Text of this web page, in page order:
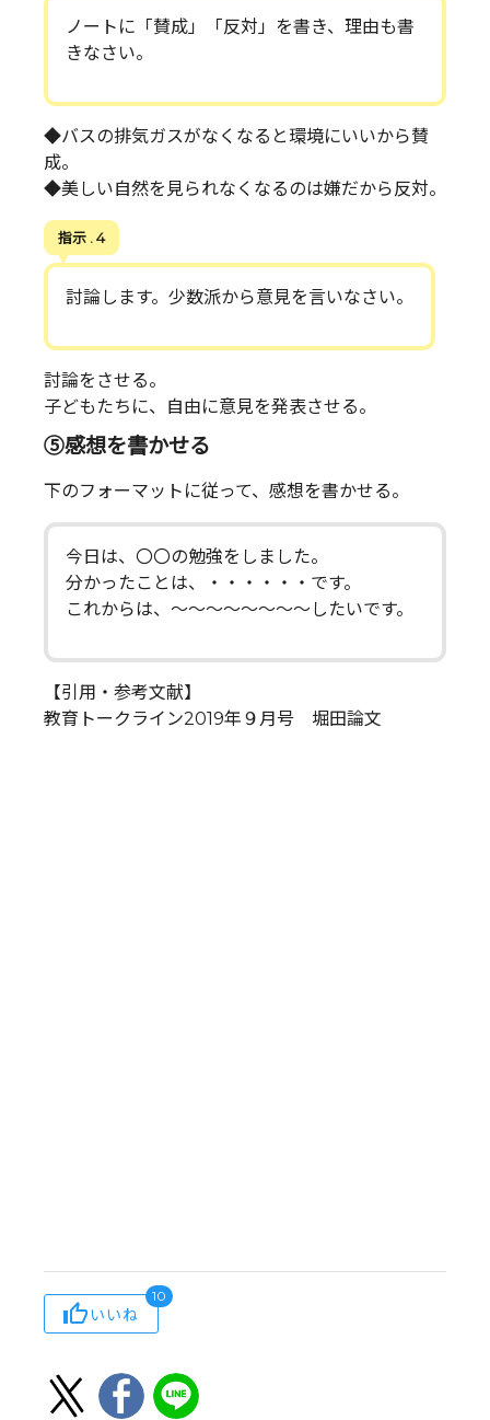
ノートに「賛成」「反対」を書き、理由も書
きなさい。
◆バスの排気ガスがなくなると環境にいいから賛
成。
◆美しい自然を見られなくなるのは嫌だから反対。
指示 . 4
討論します。少数派から意見を言いなさい。
討論をさせる。
子どもたちに、自由に意見を発表させる。
⑤感想を書かせる
下のフォーマットに従って、感想を書かせる。
今日は、〇〇の勉強をしました。
分かったことは、・・・・・・です。
これからは、～～～～～～～～したいです。
【引用・参考文献】
教育トークライン2019年９月号 堀田論文
いいね
10